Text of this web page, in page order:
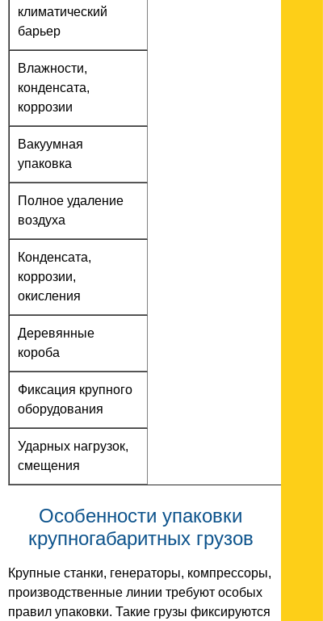
климатический
барьер
Влажности,
конденсата,
коррозии
Вакуумная
упаковка
Полное удаление
воздуха
Конденсата,
коррозии,
окисления
Деревянные
короба
Фиксация крупного
оборудования
Ударных нагрузок,
смещения
Особенности упаковки
крупногабаритных грузов
Крупные станки, генераторы, компрессоры,
производственные линии требуют особых
правил упаковки. Такие грузы фиксируются